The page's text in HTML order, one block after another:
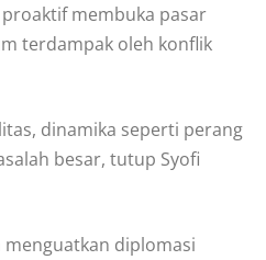
membuka pasar
terdampak oleh konflik
dinamika seperti perang
besar, tutup Syofi
diplomasi